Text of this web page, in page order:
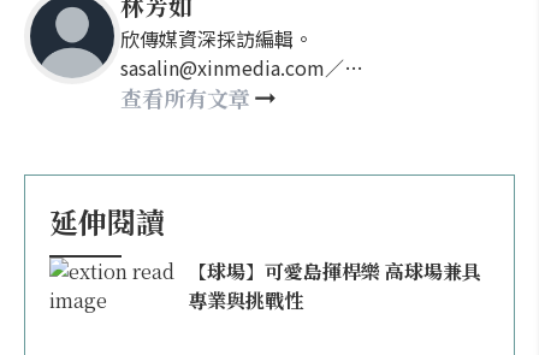
欣傳媒資深採訪編輯。
sasalin@xinmedia.com／
happy21917@gmail.com
查看所有文章
延伸閱讀
【球場】可愛島揮桿樂 高球場兼具
專業與挑戰性